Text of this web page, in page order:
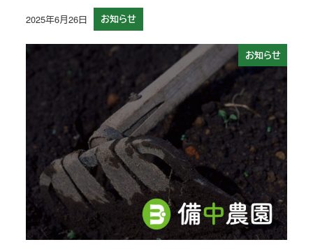
投稿日
2025年6月26日 お知らせ
お知らせ